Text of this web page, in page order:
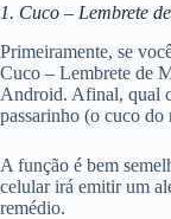
1. Cuco – Lembrete
Primeiramente, se
Cuco – Lembrete de
Android. Afinal, qual
passarinho (o cuco do
A função é bem
celular irá emitir um
remédio.